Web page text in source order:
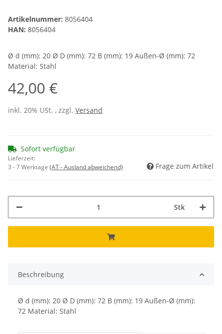
Artikelnummer: 8056404
HAN: 8056404
Ø d (mm): 20 Ø D (mm): 72 B (mm): 19 Außen-Ø (mm): 72
Material: Stahl
42,00 €
inkl. 20% USt. , zzgl. Versand
Sofort verfügbar
Lieferzeit:
3 - 7 Werktage (AT - Ausland abweichend) Frage zum Artikel
Stk
Beschreibung
Ø d (mm): 20 Ø D (mm): 72 B (mm): 19 Außen-Ø (mm):
72 Material: Stahl